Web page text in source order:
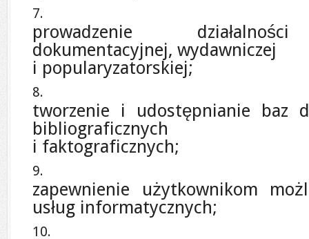
prowadzenie
dokumentacyjnej, wydawniczej
i popularyzatorskiej;
tworzenie i udostępnianie baz
bibliograficznych
i faktograficznych;
zapewnienie użytkownikom
usług informatycznych;